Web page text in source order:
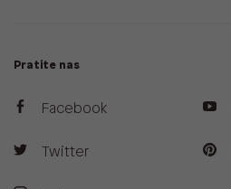
Pratite nas
Facebook
Twitter